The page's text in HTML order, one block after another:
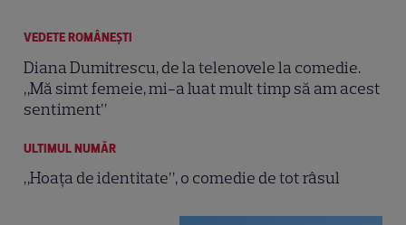
VEDETE ROMÂNEŞTI
Diana Dumitrescu, de la telenovele la comedie.
„Mă simt femeie, mi-a luat mult timp să am acest
sentiment”
ULTIMUL NUMĂR
„Hoaţa de identitate”, o comedie de tot râsul